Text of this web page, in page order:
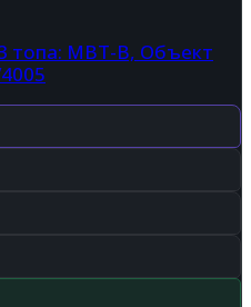
топа: MBT-B, Объект